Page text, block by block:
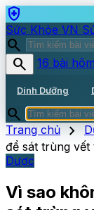
health_and_safety
Sức Khỏe VN
search
search
16 bài
Dinh Dưỡng
search
Trang chủ chevron_right
để sát trùng vết
Dược
Vì sao